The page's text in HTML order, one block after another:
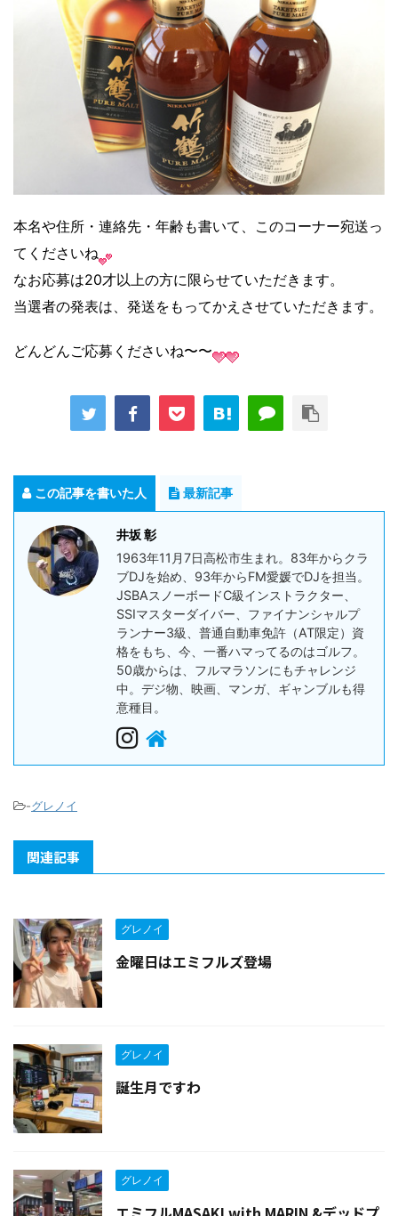
本名や住所・連絡先・年齢も書いて、このコーナー宛送っ
てくださいね
なお応募は20才以上の方に限らせていただきます。
当選者の発表は、発送をもってかえさせていただきます。
どんどんご応募くださいね〜〜
この記事を書いた人 最新記事
井坂 彰
1963年11月7日高松市生まれ。83年からクラ
ブDJを始め、93年からFM愛媛でDJを担当。
JSBAスノーボードC級インストラクター、
SSIマスターダイバー、ファイナンシャルプ
ランナー3級、普通自動車免許（AT限定）資
格をもち、今、一番ハマってるのはゴルフ。
50歳からは、フルマラソンにもチャレンジ
中。デジ物、映画、マンガ、ギャンブルも得
意種目。
-グレノイ
関連記事
グレノイ
金曜日はエミフルズ登場
グレノイ
誕生月ですわ
グレノイ